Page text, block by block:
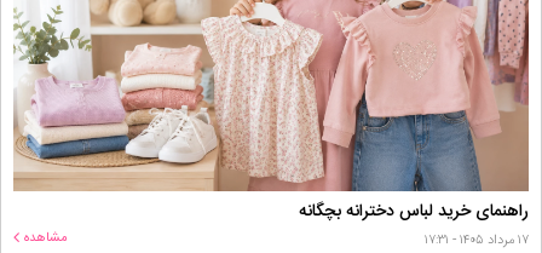
راهنمای خرید لباس دخترانه بچگانه
۱۷ مرداد ۱۴۰۵ - ۱۷:۳۱ مشاهده